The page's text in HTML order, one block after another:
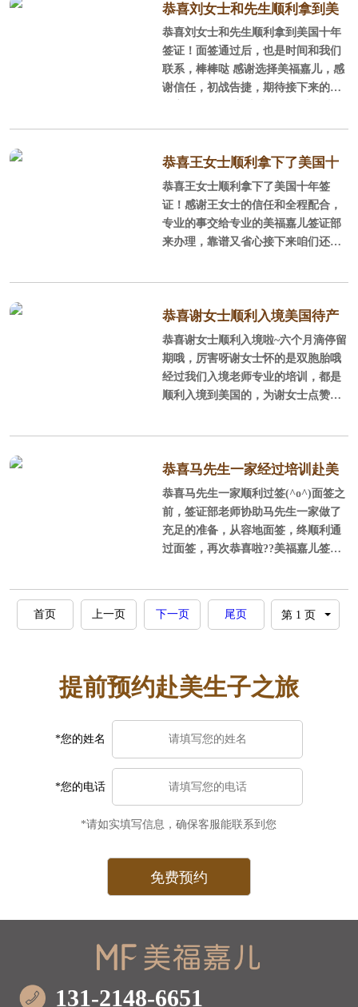
这么的稳妥
恭喜刘女士和先生顺利拿到美
国十年签证
恭喜刘女士和先生顺利拿到美国十年
签证！面签通过后，也是时间和我们
联系，棒棒哒 感谢选择美福嘉儿，感
谢信任，初战告捷，期待接下来的美
恭喜王女士顺利拿下了美国十
年签证
恭喜王女士顺利拿下了美国十年签
证！感谢王女士的信任和全程配合，
专业的事交给专业的美福嘉儿签证部
来办理，靠谱又省心接下来咱们还有
恭喜谢女士顺利入境美国待产
六个月停留期值得期待
恭喜谢女士顺利入境啦~六个月滴停留
期哦，厉害呀谢女士怀的是双胞胎哦
经过我们入境老师专业的培训，都是
顺利入境到美国的，为谢女士点赞到
恭喜马先生一家经过培训赴美
顺利过签
恭喜马先生一家顺利过签(^o^)面签之
前，签证部老师协助马先生一家做了
充足的准备，从容地面签，终顺利通
过面签，再次恭喜啦??美福嘉儿签证
的基石赴美生子，美福嘉儿是您佳的
选择
首页 上一页 下一页 尾页
提前预约赴美生子之旅
*您的姓名
*您的电话
*请如实填写信息，确保客服能联系到您
131-2148-6651